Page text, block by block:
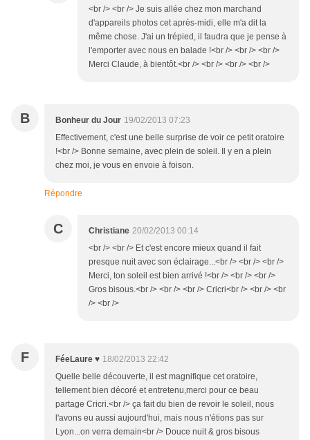
<br /> <br /> Je suis allée chez mon marchand
d'appareils photos cet après-midi, elle m'a dit la
même chose. J'ai un trépied, il faudra que je pense à
l'emporter avec nous en balade !<br /> <br /> <br />
Merci Claude, à bientôt.<br /> <br /> <br /> <br />
B Bonheur du Jour 19/02/2013 07:23
Effectivement, c'est une belle surprise de voir ce petit oratoire
!<br /> Bonne semaine, avec plein de soleil. Il y en a plein
chez moi, je vous en envoie à foison.
Répondre
C Christiane 20/02/2013 00:14
<br /> <br /> Et c'est encore mieux quand il fait
presque nuit avec son éclairage...<br /> <br /> <br />
Merci, ton soleil est bien arrivé !<br /> <br /> <br />
Gros bisous.<br /> <br /> <br /> Cricri<br /> <br /> <br
/> <br />
F FéeLaure ♥ 18/02/2013 22:42
Quelle belle découverte, il est magnifique cet oratoire,
tellement bien décoré et entretenu,merci pour ce beau
partage Cricri.<br /> ça fait du bien de revoir le soleil, nous
l'avons eu aussi aujourd'hui, mais nous n'étions pas sur
Lyon...on verra demain<br /> Douce nuit & gros bisous